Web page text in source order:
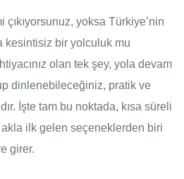
yoksa Türkiye’nin
kesintisiz bir yolculuk mu
olan tek şey, yola devam
dinlenebileceğiniz, pratik ve
İşte tam bu noktada, kısa süreli
ilk gelen seçeneklerden biri
girer.